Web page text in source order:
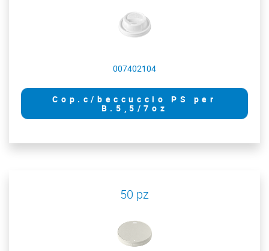
007402104
Cop.c/beccuccio PS per
B.5,5/7oz
50 pz